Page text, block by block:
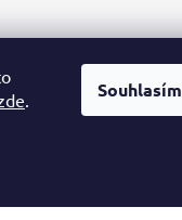
. Souhlasím